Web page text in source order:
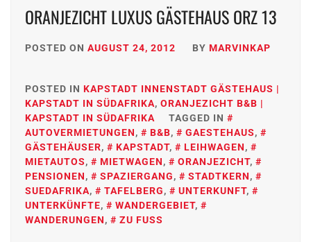
ORANJEZICHT LUXUS GÄSTEHAUS ORZ 13
POSTED ON AUGUST 24, 2012 BY MARVINKAP
POSTED IN KAPSTADT INNENSTADT GÄSTEHAUS |
KAPSTADT IN SÜDAFRIKA, ORANJEZICHT B&B |
KAPSTADT IN SÜDAFRIKA
TAGGED IN
AUTOVERMIETUNGEN, B&B, GAESTEHAUS,
GÄSTEHÄUSER, KAPSTADT, LEIHWAGEN,
MIETAUTOS, MIETWAGEN, ORANJEZICHT,
PENSIONEN, SPAZIERGANG, STADTKERN,
SUEDAFRIKA, TAFELBERG, UNTERKUNFT,
UNTERKÜNFTE, WANDERGEBIET,
WANDERUNGEN, ZU FUSS